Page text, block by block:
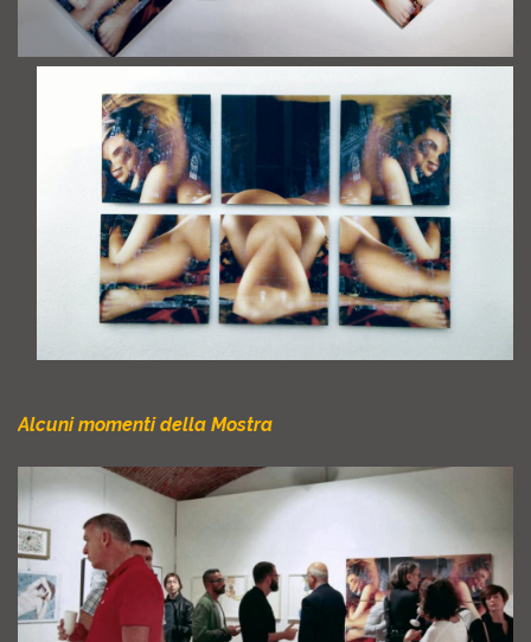
Alcuni momenti della Mostra